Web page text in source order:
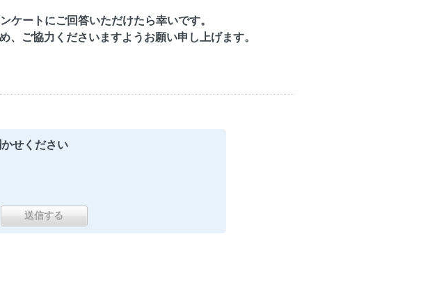
ケートにご回答いただけたら幸いです。
、ご協力くださいますようお願い申し上げます。
せください